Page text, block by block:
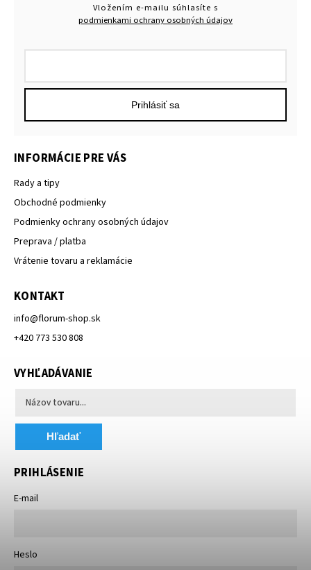
Vložením e-mailu súhlasíte s
podmienkami ochrany osobných údajov
Prihlásiť sa
INFORMÁCIE PRE VÁS
Rady a tipy
Obchodné podmienky
Podmienky ochrany osobných údajov
Preprava / platba
Vrátenie tovaru a reklamácie
KONTAKT
info@florum-shop.sk
+420 773 530 808
VYHĽADÁVANIE
Hľadať
PRIHLÁSENIE
E-mail
Heslo